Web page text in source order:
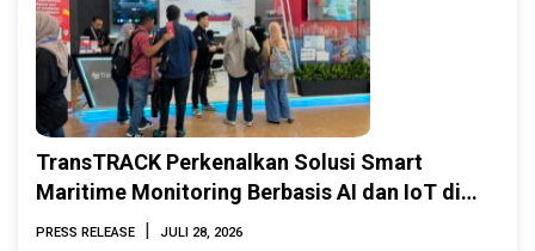
TransTRACK Perkenalkan Solusi Smart
Maritime Monitoring Berbasis AI dan IoT di
INAMARINE 2026
PRESS RELEASE | JULI 28, 2026